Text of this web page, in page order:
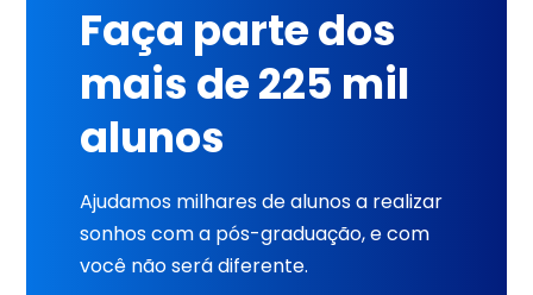
Faça parte dos
mais de 225 mil
alunos
Ajudamos milhares de alunos a realizar
sonhos com a pós-graduação, e com
você não será diferente.